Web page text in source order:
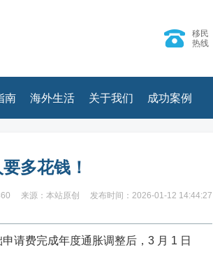
移民
热线
南 海外生活 关于我们 成功案例
多花钱！
来源：本站原创 发布时间：2026-01-12 14:44:27
请费完成年度通胀调整后，3 月 1 日